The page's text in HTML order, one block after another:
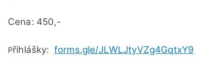
Cena: 450,-
Přihlášky: forms.gle/JLWLJtyVZg4GqtxY9